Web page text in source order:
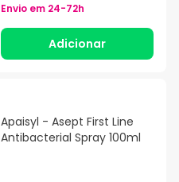
Envio em 24-72h
Adicionar
Apaisyl - Asept First Line
Antibacterial Spray 100ml